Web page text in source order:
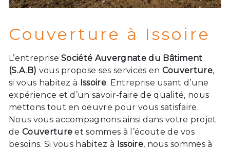
Couverture à Issoire
L’entrepriseSociété Auvergnate du Bâtiment
(S.A.B) vous propose ses services en Couverture,
si vous habitez à Issoire. Entreprise usant d’une
expérience et d’un savoir-faire de qualité, nous
mettons tout en oeuvre pour vous satisfaire.
Nous vous accompagnons ainsi dans votre projet
de Couverture et sommes à l’écoute de vos
besoins. Si vous habitez à Issoire, nous sommes à